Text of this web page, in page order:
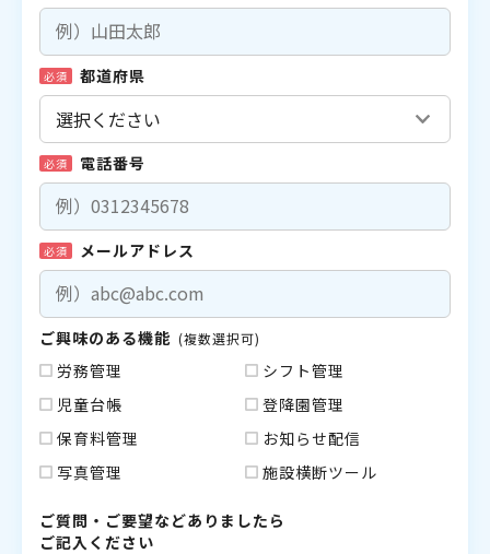
必須 都道府県
必須 電話番号
必須 メールアドレス
ご興味のある機能 (複数選択可)
労務管理
シフト管理
児童台帳
登降園管理
保育料管理
お知らせ配信
写真管理
施設横断ツール
ご質問・ご要望などありましたら
ご記入ください